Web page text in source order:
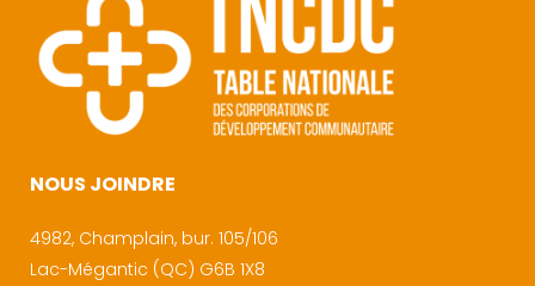
NOUS JOINDRE
4982, Champlain, bur. 105/106
Lac-Mégantic (QC) G6B 1X8